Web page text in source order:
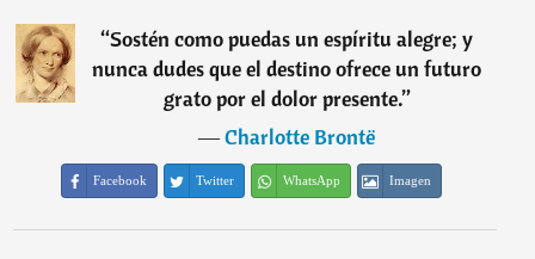
“Sostén como puedas un espíritu alegre; y
nunca dudes que el destino ofrece un futuro
grato por el dolor presente.”
―Charlotte Brontë
Facebook Twitter WhatsApp Imagen